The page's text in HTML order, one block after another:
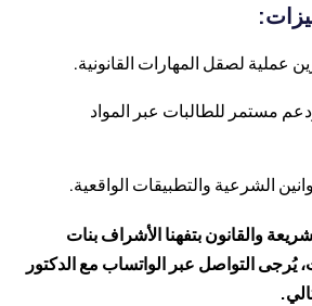
لصقل المهارات القانونية.
مستمر للطالبات عبر المواد
الشرعية والتطبيقات الواقعية.
والقانون بتفهنا الأشراف بنات
التواصل عبر الواتساب مع الدكتور